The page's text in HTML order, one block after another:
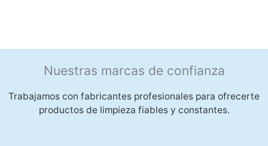
Nuestras marcas de confianza
Trabajamos con fabricantes profesionales para ofrecerte
productos de limpieza fiables y constantes.